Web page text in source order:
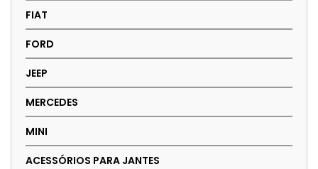
FIAT
FORD
JEEP
MERCEDES
MINI
ACESSÓRIOS PARA JANTES